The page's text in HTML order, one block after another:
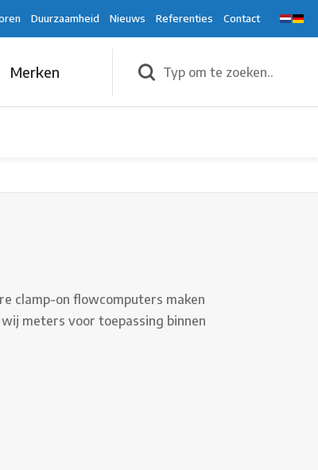
Duurzaamheid Nieuws Referenties Contact
Merken
clamp-on flowcomputers maken
meters voor toepassing binnen